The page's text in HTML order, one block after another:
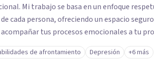
ético y centrado
cada persona, ofreciendo un espacio
tus procesos emocionales a tu
la importancia de construir juntos
sentido de vida. Será un gusto acompañarte en este
de afrontamiento Depresión +6 más